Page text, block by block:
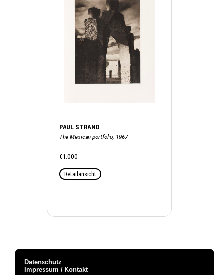
PAUL STRAND
The Mexican portfolio, 1967
€1.000
Detailansicht
Datenschutz
Impressum / Kontakt